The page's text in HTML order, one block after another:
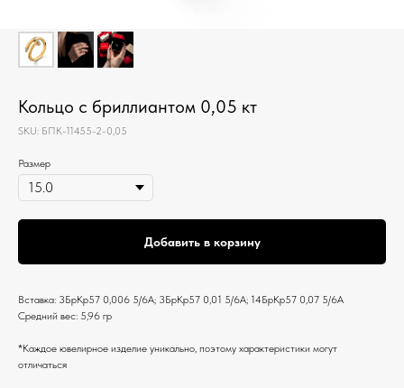
Кольцо с бриллиантом 0,05 кт
SKU: БПК-11455-2-0,05
Размер
Добавить в корзину
Вставка: 3БрКр57 0,006 5/6А; 3БрКр57 0,01 5/6А; 14БрКр57 0,07 5/6А
Средний вес: 5,96 гр
*Каждое ювелирное изделие уникально, поэтому характеристики могут
отличаться